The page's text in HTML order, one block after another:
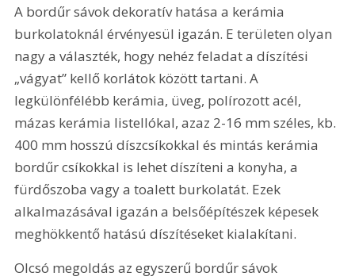
A bordűr sávok dekoratív hatása a kerámia
burkolatoknál érvényesül igazán. E területen olyan
nagy a választék, hogy nehéz feladat a díszítési
„vágyat” kellő korlátok között tartani. A
legkülönfélébb kerámia, üveg, polírozott acél,
mázas kerámia listellókal, azaz 2-16 mm széles, kb.
400 mm hosszú díszcsíkokkal és mintás kerámia
bordűr csíkokkal is lehet díszíteni a konyha, a
fürdőszoba vagy a toalett burkolatát. Ezek
alkalmazásával igazán a belsőépítészek képesek
meghökkentő hatású díszítéseket kialakítani.
Olcsó megoldás az egyszerű bordűr sávok